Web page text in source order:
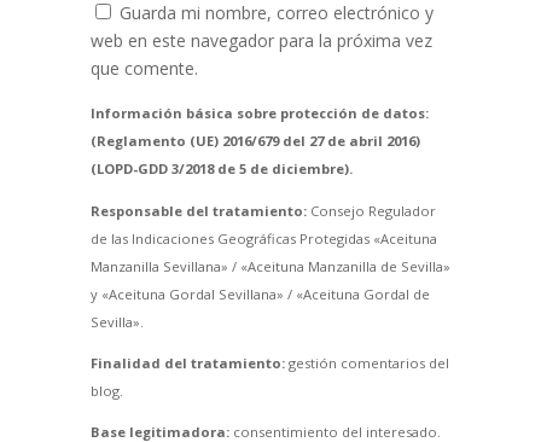
Guarda mi nombre, correo electrónico y
web en este navegador para la próxima vez
que comente.
Información básica sobre protección de datos:
(Reglamento (UE) 2016/679 del 27 de abril 2016)
(LOPD-GDD 3/2018 de 5 de diciembre).
Responsable del tratamiento:Consejo Regulador
de las Indicaciones Geográficas Protegidas «Aceituna
Manzanilla Sevillana» / «Aceituna Manzanilla de Sevilla»
y «Aceituna Gordal Sevillana» / «Aceituna Gordal de
Sevilla».
Finalidad del tratamiento:gestión comentarios del
blog.
Base legitimadora:consentimiento del interesado.